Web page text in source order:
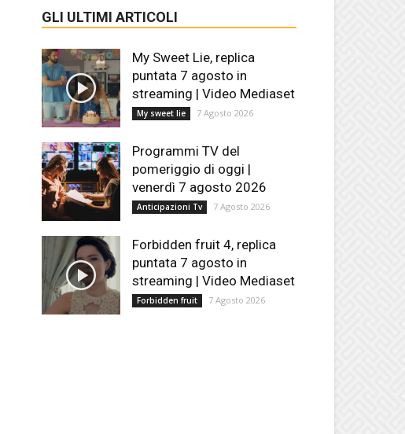
GLI ULTIMI ARTICOLI
My Sweet Lie, replica
puntata 7 agosto in
streaming | Video Mediaset
My sweet lie 7 Agosto 2026
Programmi TV del
pomeriggio di oggi |
venerdì 7 agosto 2026
Anticipazioni Tv 7 Agosto 2026
Forbidden fruit 4, replica
puntata 7 agosto in
streaming | Video Mediaset
Forbidden fruit 7 Agosto 2026